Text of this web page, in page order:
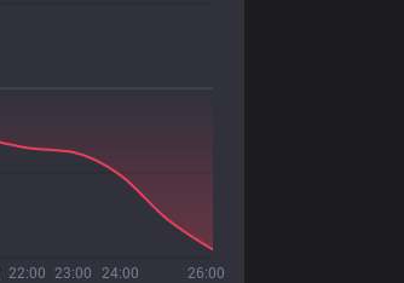
22:00 23:00 24:00 26:00